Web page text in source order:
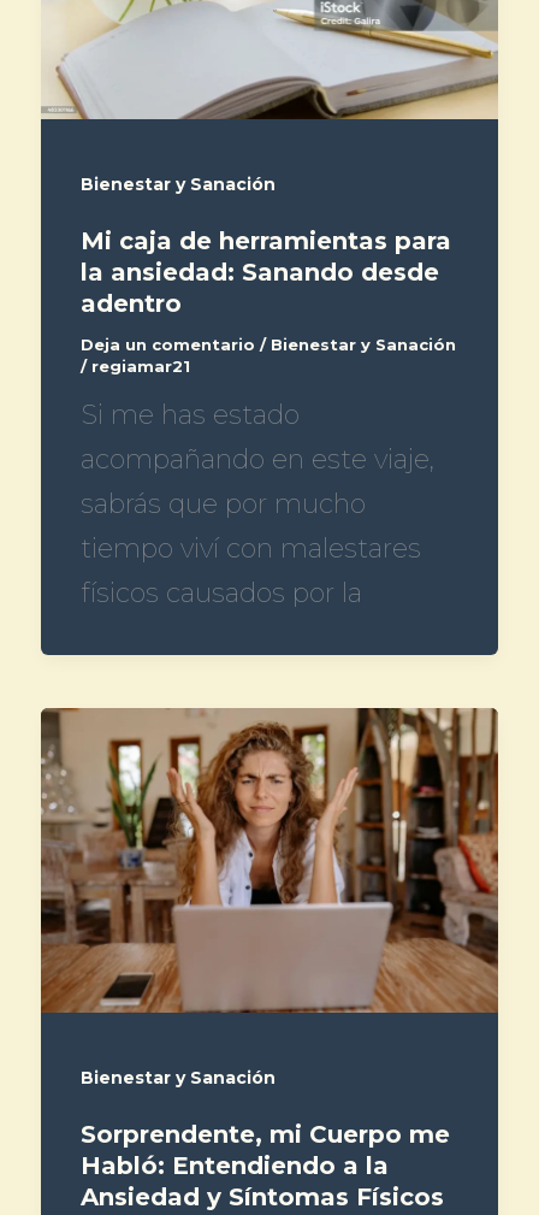
Bienestar y Sanación
Mi caja de herramientas para
la ansiedad: Sanando desde
adentro
Deja un comentario / Bienestar y Sanación
/ regiamar21
Si me has estado
acompañando en este viaje,
sabrás que por mucho
tiempo viví con malestares
físicos causados por la
Bienestar y Sanación
Sorprendente, mi Cuerpo me
Habló: Entendiendo a la
Ansiedad y Síntomas Físicos